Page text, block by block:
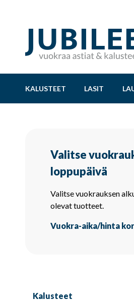
KALUSTEET LASIT
Valitse
loppupäivä
Valitse vuokrauksen
olevat tuotteet.
Vuokra-aika/hinta
Kalusteet